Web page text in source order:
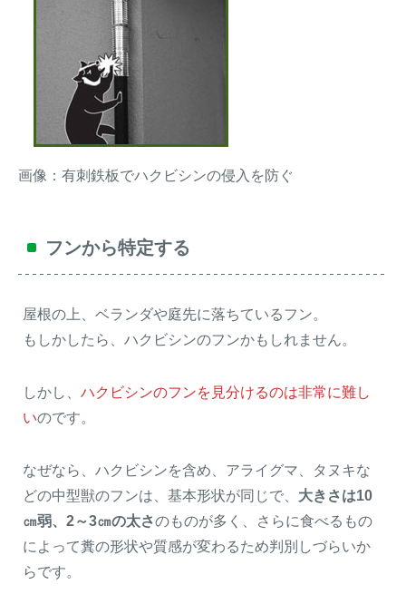
画像：有刺鉄板でハクビシンの侵入を防ぐ
フンから特定する
屋根の上、ベランダや庭先に落ちているフン。
もしかしたら、ハクビシンのフンかもしれません。
しかし、 ハクビシンのフンを見分けるのは非常に難し
いのです。
なぜなら、ハクビシンを含め、アライグマ、タヌキな
どの中型獣のフンは、基本形状が同じで、 大きさは10
㎝弱、2～3㎝の太さのものが多く、さらに食べるもの
によって糞の形状や質感が変わるため判別しづらいか
らです。